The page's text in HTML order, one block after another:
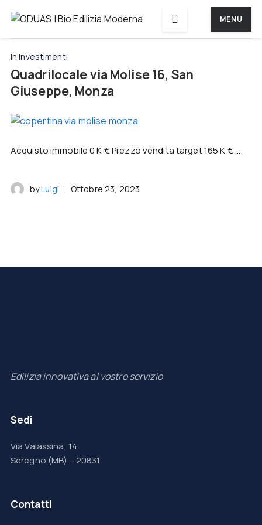
MENU
In Investimenti
Quadrilocale via Molise 16, San
Giuseppe, Monza
Acquisto immobile 0 K € Prezzo vendita target 165 K € ...
byLuigi Ottobre 23, 2023
Edilizia innovativa al vostro servizio
Sedi
Via Valassina, 14
Seregno (MB) – 20831
Contatti